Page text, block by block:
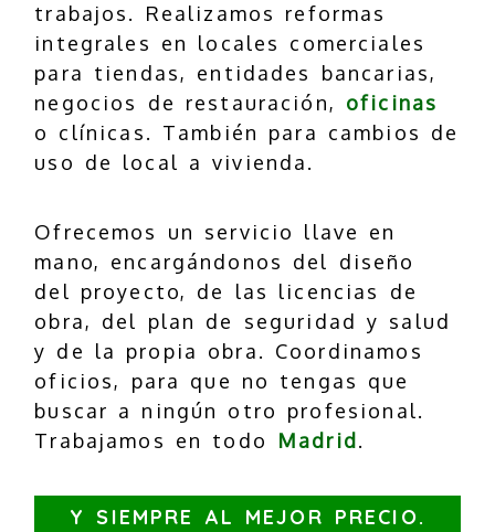
trabajos. Realizamos reformas
integrales en locales comerciales
para tiendas, entidades bancarias,
negocios de restauración, oficinas
o clínicas. También para cambios de
uso de local a vivienda.
Ofrecemos un servicio llave en
mano, encargándonos del diseño
del proyecto, de las licencias de
obra, del plan de seguridad y salud
y de la propia obra. Coordinamos
oficios, para que no tengas que
buscar a ningún otro profesional.
Trabajamos en todo Madrid.
Y SIEMPRE AL MEJOR PRECIO.